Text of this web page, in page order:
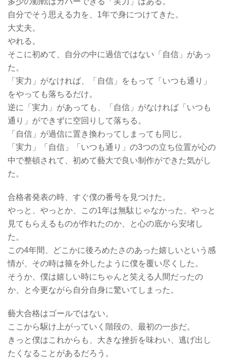
自分でそう思える力を、1年で身につけてきた。
大丈夫。
やれる。
そこに初めて、自分の中に過信ではない「自信」があっ
た。
「実力」がなければ、「自信」をもって「いつも通り」
をやっても落ちるだけ。
逆に「実力」があっても、「自信」がなければ「いつも
通り」ができずに空回りして落ちる。
「自信」が過信に置き換わってしまっても同じ。
「実力」「自信」「いつも通り」の3つの立ち位置が心の
中で整頓されて、初めて藝大で良い制作ができた気がし
た。
合格者発表の時、すぐ僕の番号を見つけた。
やっと、やっとか、この1年は無駄じゃなかった、やっと
見てもらえるものが作れたのか、と心の底から安堵し
た。
この4年間、どこかに後ろめたさのあった嬉しいという感
情が、その時は箍を外したように僕を覆い尽くした。
そうか、僕は嬉しい時にちゃんと笑える人間だったの
か、と今更ながら自分自身に驚いてしまった。
藝大合格はゴールではない。
ここから駆け上がっていく階段の、最初の一歩だ。
きっと僕はこれからも、大きな挫折を味わい、逃げ出し
たくなることがあるだろう。